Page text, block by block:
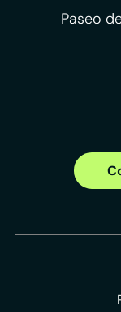
Paseo